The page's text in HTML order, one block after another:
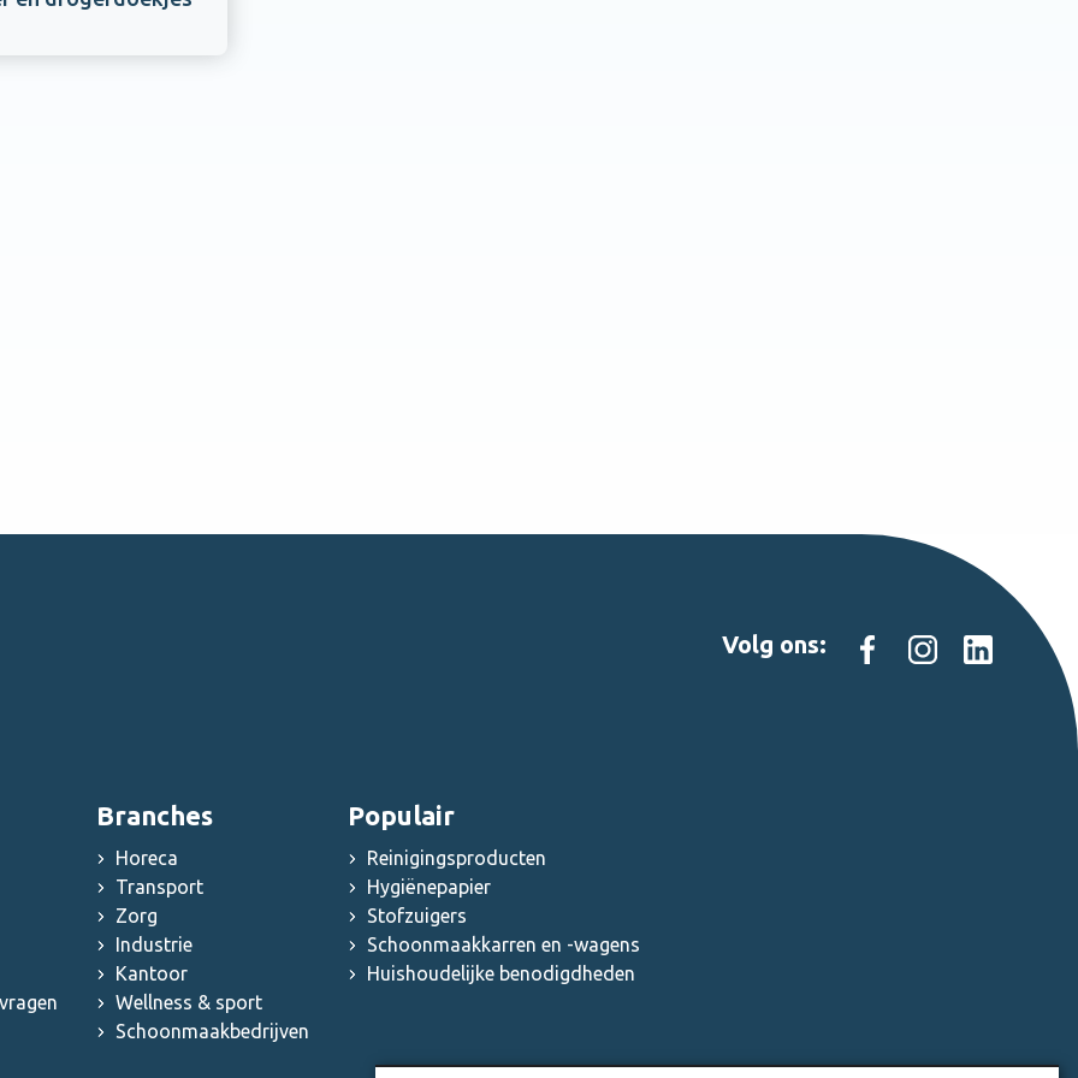
Volg ons:
Branches
Horeca
Transport
Zorg
Industrie
Kantoor
Wellness & sport
Schoonmaakbedrijven
Populair
Reinigingsproducten
Hygiënepapier
Stofzuigers
Schoonmaakkarren en -wagens
Huishoudelijke benodigdheden